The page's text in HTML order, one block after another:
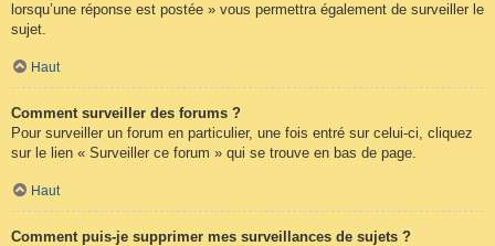
lorsqu’une réponse est postée » vous permettra également de surveiller le
sujet.
Haut
Comment surveiller des forums ?
Pour surveiller un forum en particulier, une fois entré sur celui-ci, cliquez
sur le lien « Surveiller ce forum » qui se trouve en bas de page.
Haut
Comment puis-je supprimer mes surveillances de sujets ?